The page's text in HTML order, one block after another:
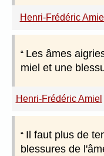
Henri-Frédéric Amiel
Les âmes
miel et une
Henri-Frédéric Amiel
Il faut plus de
blessures de